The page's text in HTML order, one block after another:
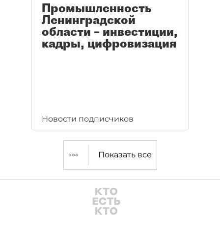
Промышленность
Ленинградской
области – инвестиции,
кадры, цифровизация
Новости подписчиков
Показать все